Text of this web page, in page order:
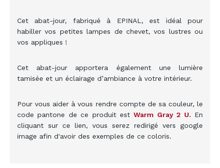
Cet abat-jour, fabriqué à EPINAL, est idéal pour
habiller vos petites lampes de chevet, vos lustres ou
vos appliques !
Cet abat-jour apportera également une lumière
tamisée et un éclairage d’ambiance à votre intérieur.
Pour vous aider à vous rendre compte de sa couleur, le
code pantone de ce produit estWarm Gray 2 U. En
cliquant sur ce lien, vous serez redirigé vers google
image afin d'avoir des exemples de ce coloris.